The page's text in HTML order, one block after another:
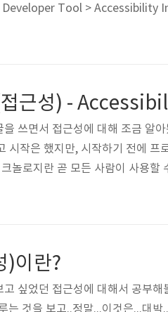
Tool > Accessibility
을 테스트하고 싶은 시뮬레이터
쓰면서 접근성에 대해 조금 알아
시작은 했지만, 시작하기 전에 프
놀로지란 곧 모든 사람이 사용할
된달까......힘내봅시다.시작할게
이란?
싶었던 접근성에 대해서 공부해
것을 보고..정말...이것은...대박